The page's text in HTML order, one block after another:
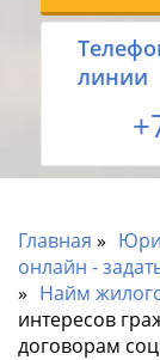
линии
Главная
онлайн -
Найм
интересов
договорам